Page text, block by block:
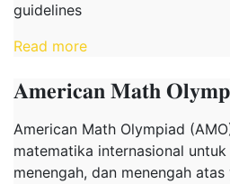
guidelines
Read more
𝐀𝐦𝐞𝐫𝐢𝐜𝐚𝐧 𝐌𝐚𝐭𝐡
American Math Olympiad
matematika internasional
menengah, dan menengah